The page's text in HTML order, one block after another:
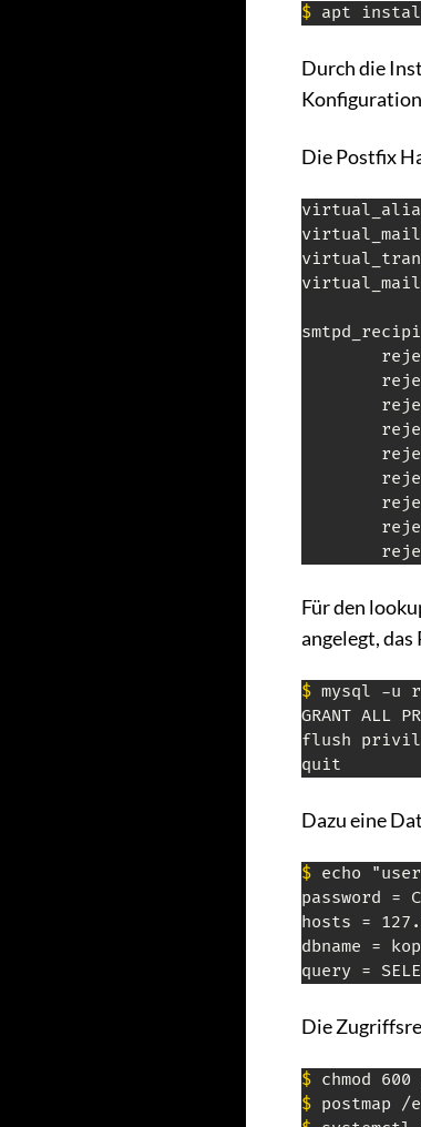
$ apt
Durch die
Die Postfix
Für den
angelegt,
$ mysql -u
GRANT ALL
flush
quit
Dazu eine
$ echo
password =
hosts =
dbname =
query =
Die
$
$